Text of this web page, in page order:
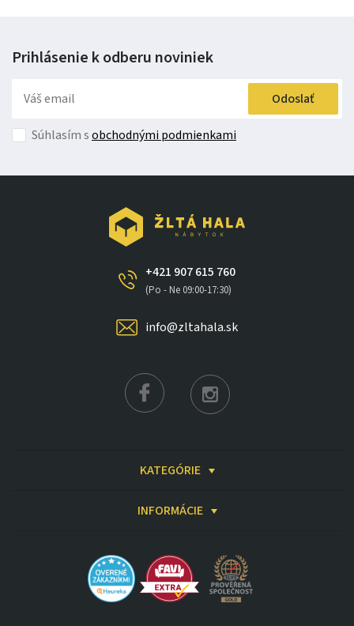
mimoriadne pohodlné sedenie a elegantný luxusný
prevedenie, ktoré poskytuje dostatok miesta pre celú
rodinu a robí z obývačky skutočné centrum domova.
rohová sedačka s polohovaním, ktorá ponúka
vysoký komfort pri každodennom oddychu. Ideálna ako
a reprezentatívne centrum obývačky pre celú
sedačku Continental a premeňte svoju obývačku na
priestor skutočného oddychu.
Prihlásenie k odberu noviniek
Odoslať
Súhlasím sobchodnými podmienkami
+421 907 615 760
(Po - Ne 09:00-17:30)
info@zltahala.sk
KATEGÓRIE
INFORMÁCIE